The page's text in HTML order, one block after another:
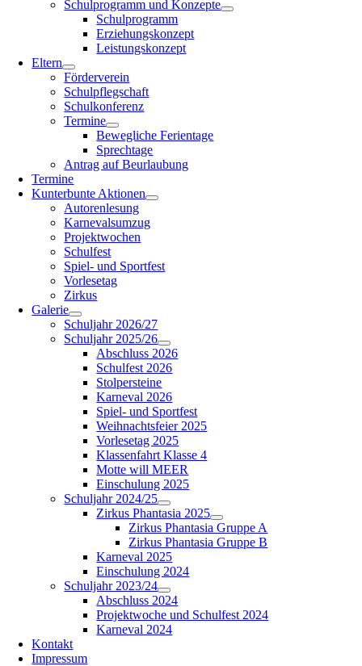
Schulprogramm und Konzepte
Schulprogramm
Erziehungskonzept
Leistungskonzept
Eltern
Förderverein
Schulpflegschaft
Schulkonferenz
Termine
Bewegliche Ferientage
Sprechtage
Antrag auf Beurlaubung
Termine
Kunterbunte Aktionen
Autorenlesung
Karnevalsumzug
Projektwochen
Schulfest
Spiel- und Sportfest
Vorlesetag
Zirkus
Galerie
Schuljahr 2026/27
Schuljahr 2025/26
Abschluss 2026
Schulfest 2026
Stolpersteine
Karneval 2026
Spiel- und Sportfest
Weihnachtsfeier 2025
Vorlesetag 2025
Klassenfahrt Klasse 4
Motte will MEER
Einschulung 2025
Schuljahr 2024/25
Zirkus Phantasia 2025
Zirkus Phantasia Gruppe A
Zirkus Phantasia Gruppe B
Karneval 2025
Einschulung 2024
Schuljahr 2023/24
Abschluss 2024
Projektwoche und Schulfest 2024
Karneval 2024
Kontakt
Impressum